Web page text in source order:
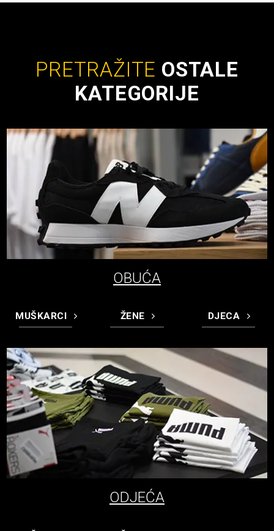
PRETRAŽITE OSTALE
KATEGORIJE
OBUĆA
MUŠKARCI ŽENE DJECA
ODJEĆA